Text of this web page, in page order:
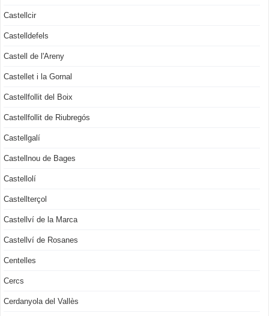
Castellcir
Castelldefels
Castell de l'Areny
Castellet i la Gornal
Castellfollit del Boix
Castellfollit de Riubregós
Castellgalí
Castellnou de Bages
Castellolí
Castellterçol
Castellví de la Marca
Castellví de Rosanes
Centelles
Cercs
Cerdanyola del Vallès